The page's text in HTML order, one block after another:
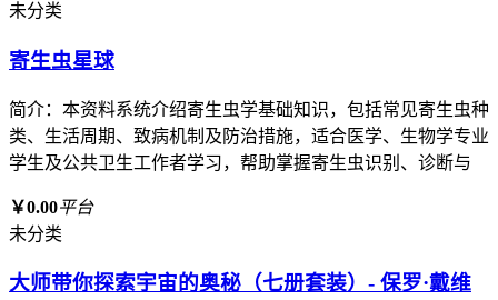
未分类
寄生虫星球
简介：本资料系统介绍寄生虫学基础知识，包括常见寄生虫种
类、生活周期、致病机制及防治措施，适合医学、生物学专业
学生及公共卫生工作者学习，帮助掌握寄生虫识别、诊断与
￥0.00平台
未分类
大师带你探索宇宙的奥秘（七册套装）- 保罗·戴维